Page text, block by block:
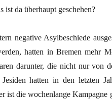
da überhaupt geschehen?
negative Asylbeschiede
hatten in Bremen mehr
darunter, die nicht nur von
hatten in den letzten
ist die wochenlange Kampagne